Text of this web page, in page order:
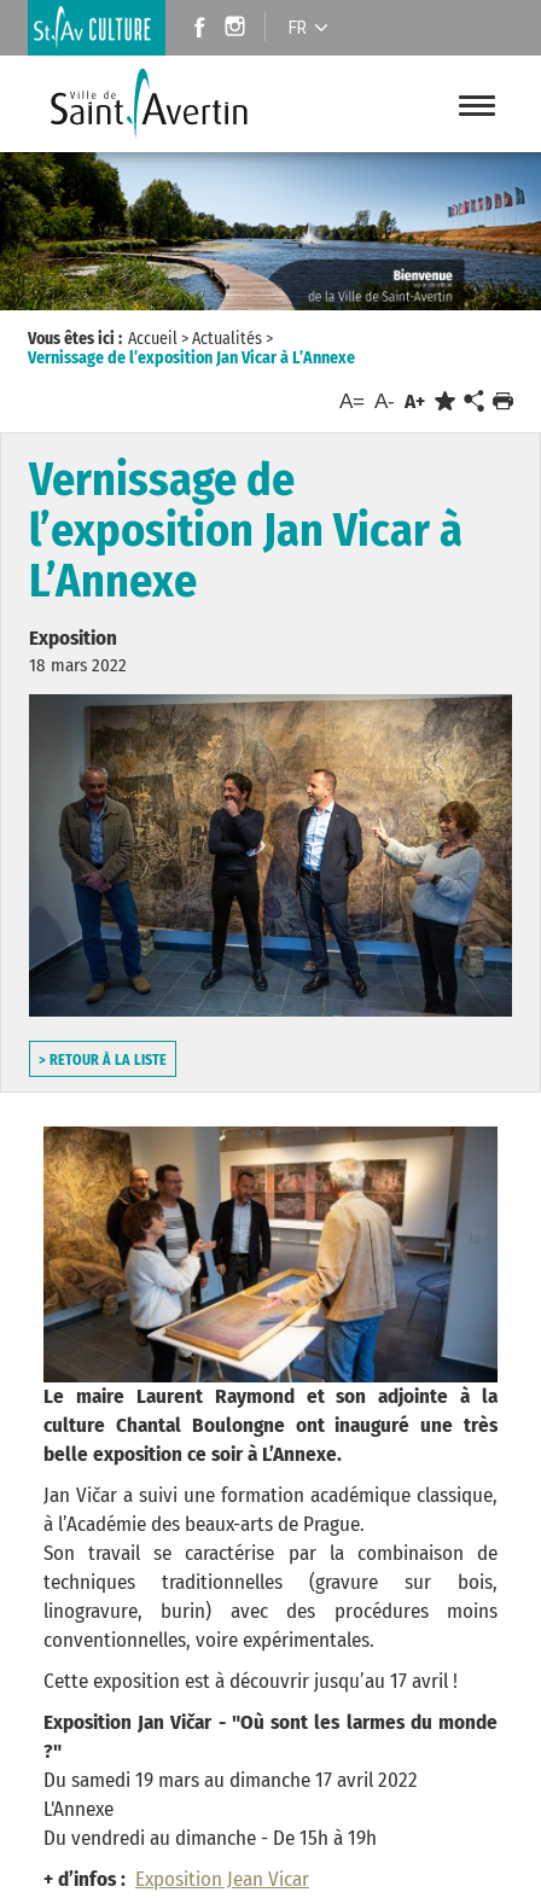
FR
Vous êtes ici : Accueil>Actualités>
Vernissage de l’exposition Jan Vicar à L’Annexe
A= A- A+
Vernissage de
l’exposition Jan Vicar à
L’Annexe
Exposition
18 mars 2022
> RETOUR À LA LISTE
Le maire Laurent Raymond et son adjointe à la
culture Chantal Boulongne ont inauguré une très
belle exposition ce soir à L’Annexe.
Jan Vičar a suivi une formation académique classique,
à l’Académie des beaux-arts de Prague.
Son travail se caractérise par la combinaison de
techniques traditionnelles (gravure sur bois,
linogravure, burin) avec des procédures moins
conventionnelles, voire expérimentales.
Cette exposition est à découvrir jusqu’au 17 avril !
Exposition Jan Vičar - "Où sont les larmes du monde
?"
Du samedi 19 mars au dimanche 17 avril 2022
L'Annexe
Du vendredi au dimanche - De 15h à 19h
+ d’infos : Exposition Jean Vicar